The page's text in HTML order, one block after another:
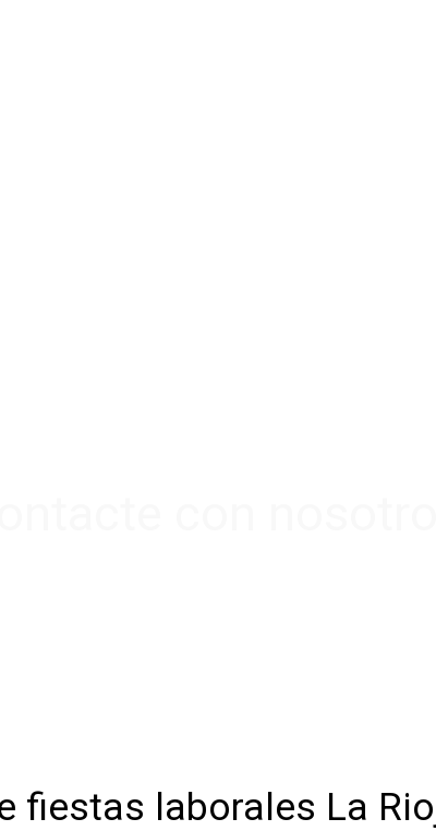
fiestas laborales La